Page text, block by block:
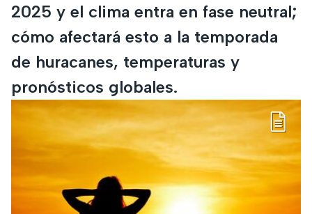
2025 y el clima entra en fase neutral;
cómo afectará esto a la temporada
de huracanes, temperaturas y
pronósticos globales.